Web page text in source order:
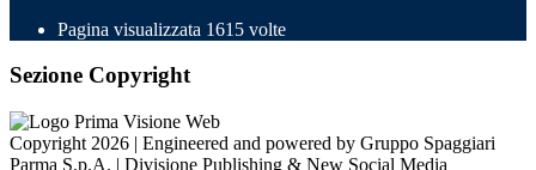
Pagina visualizzata 1615 volte
Sezione Copyright
Copyright 2026 | Engineered and powered by Gruppo Spaggiari
Parma S.p.A. | Divisione Publishing & New Social Media